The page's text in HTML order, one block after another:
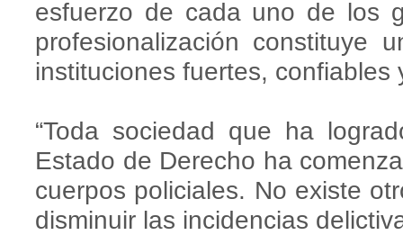
esfuerzo de cada uno de los
profesionalización constituye
instituciones fuertes,
“Toda sociedad que ha
Estado de Derecho ha
cuerpos policiales. No existe
disminuir las incidencias